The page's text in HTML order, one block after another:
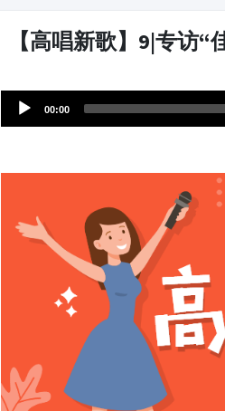
【高唱新歌】9|专访
Player
00:00